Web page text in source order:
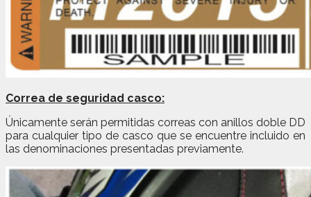
Correa de seguridad casco:
Únicamente serán permitidas correas con anillos doble DD
para cualquier tipo de casco que se encuentre incluido en
las denominaciones presentadas previamente.